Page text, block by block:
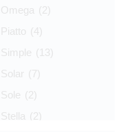
Omega (2)
Piatto
(4)
Simple (13)
Solar
(7)
Sole (2)
Stella (2)